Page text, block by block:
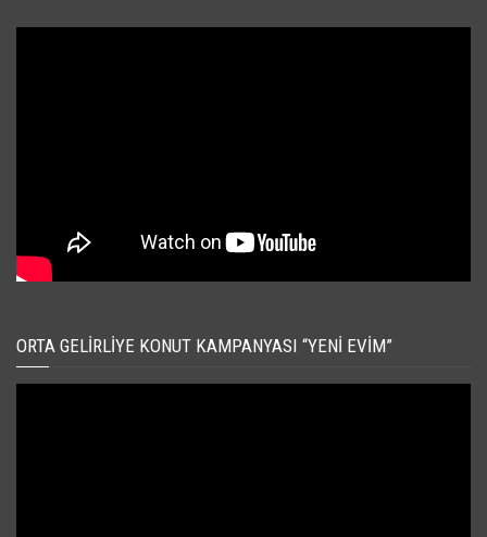
ORTA GELIRLIYE KONUT KAMPANYASI “YENI EVIM”